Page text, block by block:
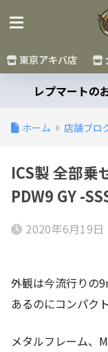
東京アキバ店
レプマートの
ホーム 店舗ブロ
ICS製 全部乗
PDW9 GY -
2020年6月19日
外観は今流行りの
あるのにコンパク
メタルフレーム、